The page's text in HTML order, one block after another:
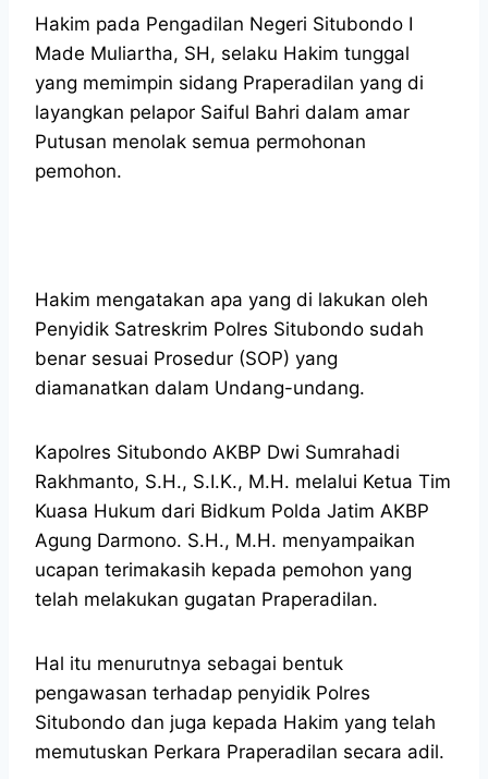
Hakim pada Pengadilan Negeri Situbondo I
Made Muliartha, SH, selaku Hakim tunggal
yang memimpin sidang Praperadilan yang di
layangkan pelapor Saiful Bahri dalam amar
Putusan menolak semua permohonan
pemohon.
Hakim mengatakan apa yang di lakukan oleh
Penyidik Satreskrim Polres Situbondo sudah
benar sesuai Prosedur (SOP) yang
diamanatkan dalam Undang-undang.
Kapolres Situbondo AKBP Dwi Sumrahadi
Rakhmanto, S.H., S.I.K., M.H. melalui Ketua Tim
Kuasa Hukum dari Bidkum Polda Jatim AKBP
Agung Darmono. S.H., M.H. menyampaikan
ucapan terimakasih kepada pemohon yang
telah melakukan gugatan Praperadilan.
Hal itu menurutnya sebagai bentuk
pengawasan terhadap penyidik Polres
Situbondo dan juga kepada Hakim yang telah
memutuskan Perkara Praperadilan secara adil.